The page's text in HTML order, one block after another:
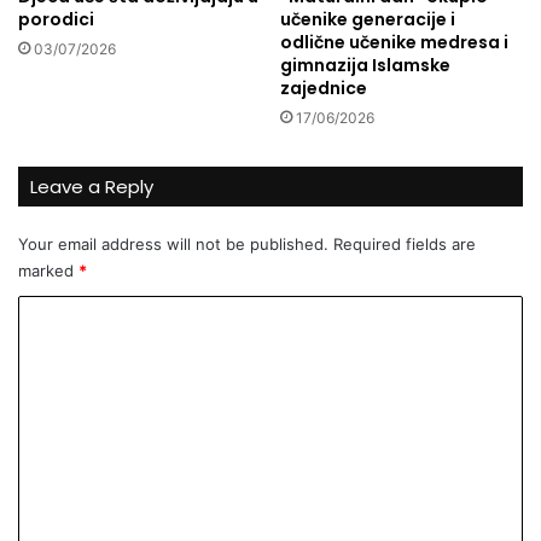
o
l
k
u
a
p
porodici
03/07/2026
učenike generacije i
odlične učenike medresa i
gimnazija Islamske
zajednice
17/06/2026
Leave a Reply
Your email address will not be published. Required fields are
marked *